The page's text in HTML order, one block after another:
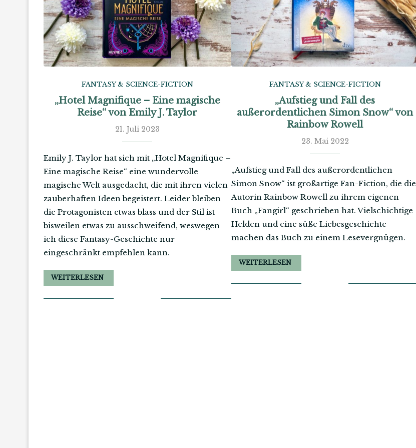
FANTASY & SCIENCE-FICTION
„Hotel Magnifique – Eine magische
Reise“ von Emily J. Taylor
21. Juli 2023
Emily J. Taylor hat sich mit „Hotel Magnifique –
Eine magische Reise“ eine wundervolle
magische Welt ausgedacht, die mit ihren vielen
zauberhaften Ideen begeistert. Leider bleiben
die Protagonisten etwas blass und der Stil ist
bisweilen etwas zu ausschweifend, weswegen
ich diese Fantasy-Geschichte nur
eingeschränkt empfehlen kann.
WEITERLESEN
FANTASY & SCIENCE-FICTION
„Aufstieg und Fall des
außerordentlichen Simon Snow“ von
Rainbow Rowell
23. Mai 2022
„Aufstieg und Fall des außerordentlichen
Simon Snow“ ist großartige Fan-Fiction, die die
Autorin Rainbow Rowell zu ihrem eigenen
Buch „Fangirl“ geschrieben hat. Vielschichtige
Helden und eine süße Liebesgeschichte
machen das Buch zu einem Lesevergnügen.
WEITERLESEN